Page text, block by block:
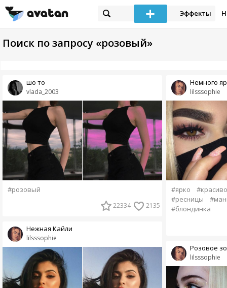
Эффекты
Поиск по запросу «розовый»
vlada_2003
шо то
#розовый
22334 2135
lilsssophie
Нежная Кайли
lilsssophie
Немного
#ярко
#красиво
#ресницы
#блондинка
lilsssophie
Розовое